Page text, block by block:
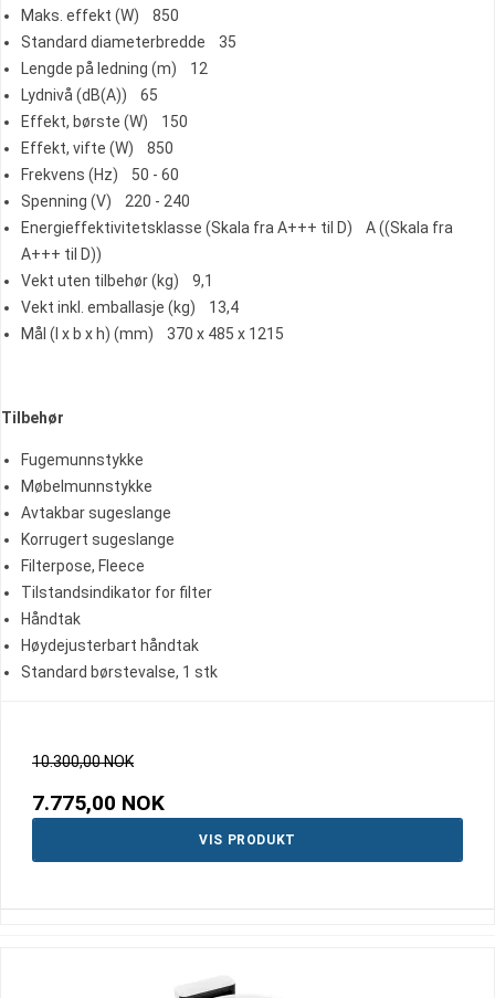
Maks. effekt (W) 850
Standard diameterbredde 35
Lengde på ledning (m) 12
Lydnivå (dB(A)) 65
Effekt, børste (W) 150
Effekt, vifte (W) 850
Frekvens (Hz) 50 - 60
Spenning (V) 220 - 240
Energieffektivitetsklasse (Skala fra A+++ til D) A ((Skala fra
A+++ til D))
Vekt uten tilbehør (kg) 9,1
Vekt inkl. emballasje (kg) 13,4
Mål (l x b x h) (mm) 370 x 485 x 1215
Tilbehør
Fugemunnstykke
Møbelmunnstykke
Avtakbar sugeslange
Korrugert sugeslange
Filterpose, Fleece
Tilstandsindikator for filter
Håndtak
Høydejusterbart håndtak
Standard børstevalse, 1 stk
10.300,00 NOK
7.775,00 NOK
VIS PRODUKT